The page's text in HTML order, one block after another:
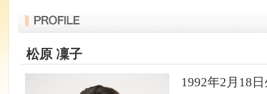
松原 凜子
1992年2月18